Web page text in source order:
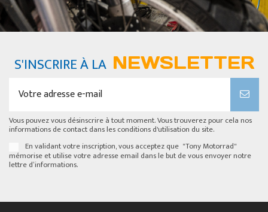
S'INSCRIRE À LANEWSLETTER
Vous pouvez vous désinscrire à tout moment. Vous trouverez pour cela nos
informations de contact dans les conditions d'utilisation du site.
En validant votre inscription, vous acceptez que "Tony Motorrad"
mémorise et utilise votre adresse email dans le but de vous envoyer notre
lettre d’informations.